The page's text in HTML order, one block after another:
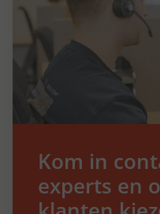
Kom in
experts en